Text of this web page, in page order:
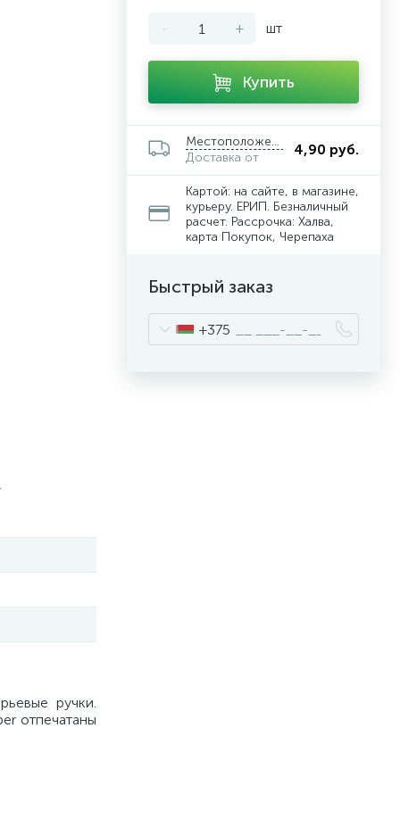
ручки.
отпечатаны
- + шт
Купить
Местоположение
Доставка от
4,90 руб.
Картой: на сайте, в магазине,
курьеру. ЕРИП. Безналичный
расчет. Рассрочка: Халва,
карта Покупок, Черепаха
Быстрый заказ
+375